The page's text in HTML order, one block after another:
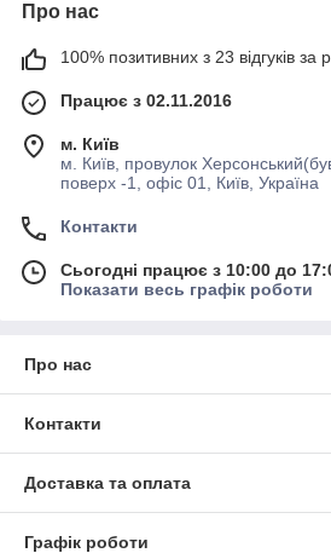
Про нас
100% позитивних з 23 відгуків за
Працює з 02.11.2016
м. Київ
м. Київ, провулок
поверх -1, офіс 01, Київ, Україна
Контакти
Сьогодні працює з 10:00 до
Показати весь графік роботи
Про нас
Контакти
Доставка та оплата
Графік роботи